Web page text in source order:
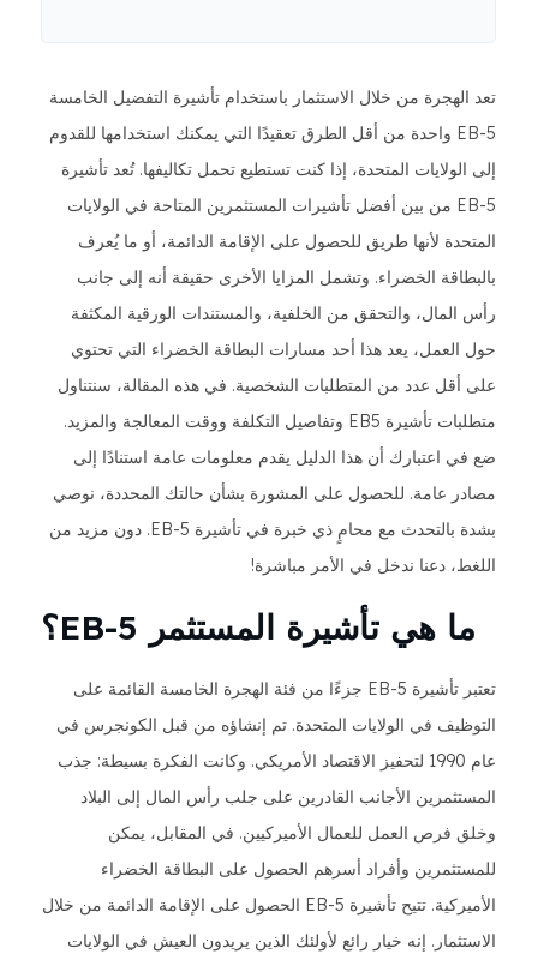
تعد الهجرة من خلال الاستثمار باستخدام تأشيرة التفضيل الخامسة
EB-5 واحدة من أقل الطرق تعقيدًا التي يمكنك استخدامها للقدوم
إلى الولايات المتحدة، إذا كنت تستطيع تحمل تكاليفها. تُعد تأشيرة
EB-5 من بين أفضل تأشيرات المستثمرين المتاحة في الولايات
المتحدة لأنها طريق للحصول على الإقامة الدائمة، أو ما يُعرف
بالبطاقة الخضراء. وتشمل المزايا الأخرى حقيقة أنه إلى جانب
رأس المال، والتحقق من الخلفية، والمستندات الورقية المكثفة
حول العمل، يعد هذا أحد مسارات البطاقة الخضراء التي تحتوي
على أقل عدد من المتطلبات الشخصية. في هذه المقالة، سنتناول
متطلبات تأشيرة EB5 وتفاصيل التكلفة ووقت المعالجة والمزيد.
ضع في اعتبارك أن هذا الدليل يقدم معلومات عامة استنادًا إلى
مصادر عامة. للحصول على المشورة بشأن حالتك المحددة، نوصي
بشدة بالتحدث مع محامٍ ذي خبرة في تأشيرة EB-5. دون مزيد من
اللغط، دعنا ندخل في الأمر مباشرة!
ما هي تأشيرة المستثمر EB-5؟
تعتبر تأشيرة EB-5 جزءًا من فئة الهجرة الخامسة القائمة على
التوظيف في الولايات المتحدة. تم إنشاؤه من قبل الكونجرس في
عام 1990 لتحفيز الاقتصاد الأمريكي. وكانت الفكرة بسيطة: جذب
المستثمرين الأجانب القادرين على جلب رأس المال إلى البلاد
وخلق فرص العمل للعمال الأميركيين. في المقابل، يمكن
للمستثمرين وأفراد أسرهم الحصول على البطاقة الخضراء
الأميركية. تتيح تأشيرة EB-5 الحصول على الإقامة الدائمة من خلال
الاستثمار. إنه خيار رائع لأولئك الذين يريدون العيش في الولايات